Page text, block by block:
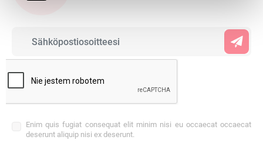
Enim quis fugiat consequat elit minim nisi eu occaecat occaecat
deserunt aliquip nisi ex deserunt.